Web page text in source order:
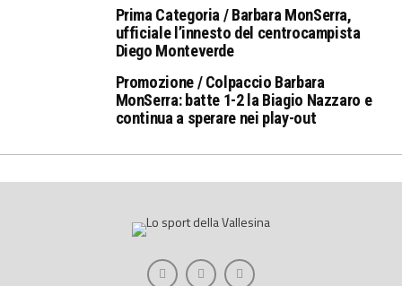
Prima Categoria / Barbara MonSerra,
ufficiale l’innesto del centrocampista
Diego Monteverde
Promozione / Colpaccio Barbara
MonSerra: batte 1-2 la Biagio Nazzaro e
continua a sperare nei play-out